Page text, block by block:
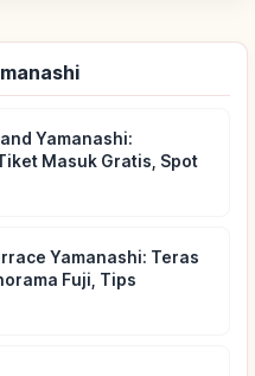
Yamanashi:
Masuk Gratis, Spot
Yamanashi: Teras
Fuji, Tips